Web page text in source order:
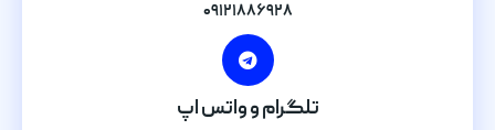
۰۹۱۲۱۸۸۶۹۲۸
تلگرام و واتس اپ